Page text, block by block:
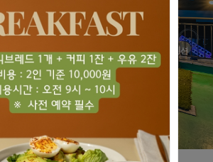
Seasons
는 편안한 휴식, 남해 봄여름가을겨울 애견동반 펜션